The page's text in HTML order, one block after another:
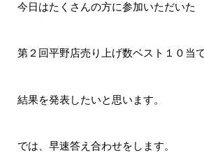
今日はたくさんの方に参加いただいた
第２回平野店売り上げ数ベスト１０当
結果を発表したいと思います。
では、早速答え合わせをします。